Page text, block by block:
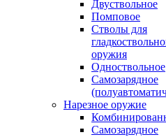
Двуствольное
Помповое
Стволы для
оружия
Одноствольное
Самозарядное
Нарезное оружие
Самозарядное